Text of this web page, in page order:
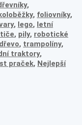
,
, foliovníky,
, lego, letní
, pily, robotické
, trampolíny,
traktory,
praček, Nejlepší